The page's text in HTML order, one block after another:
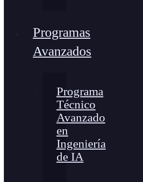
Programas
Avanzados
Programa
Técnico
Avanzado
en
Ingeniería
de IA